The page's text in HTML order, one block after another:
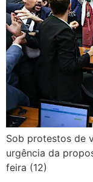
Sob protestos de
urgência da
feira (12)